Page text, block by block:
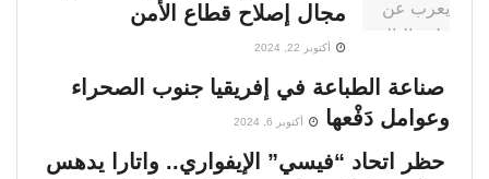
مجال إصلاح قطاع الأمن
أكتوبر 22, 2024
صناعة الطباعة في إفريقيا جنوب الصحراء
وعوامل دَفْعها
أكتوبر 6, 2024
حظر اتحاد “فيسي” الإيفواري.. واتارا يدهس